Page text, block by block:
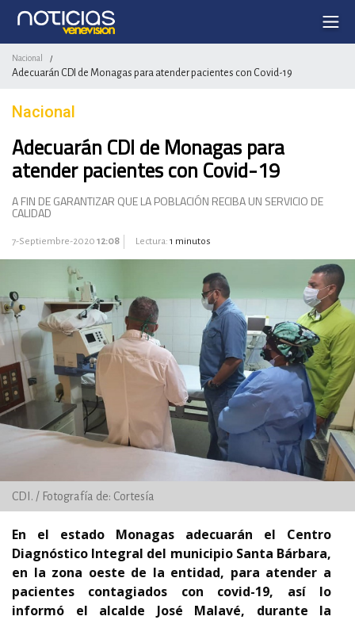
Nacional /
Adecuarán CDI de Monagas para atender pacientes con Covid-19
Nacional
Adecuarán CDI de Monagas para
atender pacientes con Covid-19
A FIN DE GARANTIZAR QUE LA POBLACIÓN RECIBA UN SERVICIO DE
CALIDAD
7-Septiembre-2020 12:08 Lectura: 1 minutos
CDI. / Fotografía de: Cortesía
En el estado Monagas adecuarán el Centro
Diagnóstico Integral del municipio Santa Bárbara,
en la zona oeste de la entidad, para atender a
pacientes contagiados con covid-19, así lo
informó el alcalde José Malavé, durante la